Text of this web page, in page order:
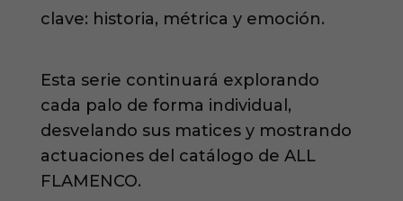
clave: historia, métrica y emoción.
Esta serie continuará explorando
cada palo de forma individual,
desvelando sus matices y mostrando
actuaciones del catálogo de ALL
FLAMENCO.